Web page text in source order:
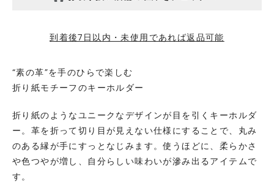
丸の内店 - 在庫 - △
渋谷店- 在庫 -△
六本木店- 在庫 -△
到着後7日以内・未使用であれば返品可能
“素の革”を手のひらで楽しむ
折り紙モチーフのキーホルダー
折り紙のようなユニークなデザインが目を引くキーホルダ
ー。革を折って切り目が見えない仕様にすることで、丸み
のある縁が手にすっとなじみます。使うほどに、柔らかさ
や色つやが増し、自分らしい味わいが滲み出るアイテムで
す。